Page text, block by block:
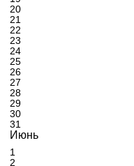
20
21
22
23
24
25
26
27
28
29
30
31
Июнь
1
2